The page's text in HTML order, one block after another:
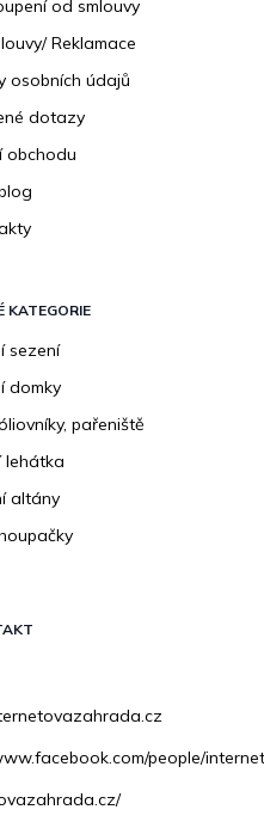
od smlouvy
Reklamace
osobních údajů
dotazy
obchodu
KATEGORIE
sezení
domky
pařeniště
lehátka
altány
people/